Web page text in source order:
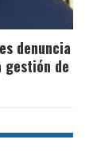
denuncia
de